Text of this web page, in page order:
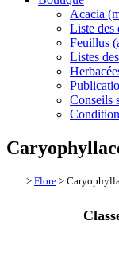
Acacia
Liste des
Feuillus
Listes
Conseils
> Flore >